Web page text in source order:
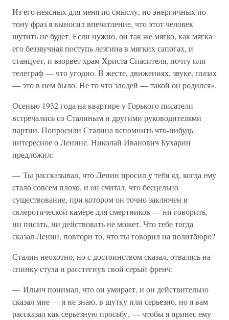
Из его неясных для меня по смыслу, но энергичных по
тону фраз я выносил впечатление, что этот человек
шутить не будет. Если нужно, он так же мягко, как мягка
его беззвучная поступь лезгина в мягких сапогах, и
станцует, и взорвет храм Христа Спасителя, почту или
телеграф — что угодно. В жесте, движениях, звуке, глазах
— это в нем было. Не то что злодей — такой он родился».
Осенью 1932 года на квартире у Горького писатели
встречались со Сталиным и другими руководителями
партии. Попросили Сталина вспомнить что-нибудь
интересное о Ленине. Николай Иванович Бухарин
предложил:
— Ты рассказывал, что Ленин просил у тебя яд, когда ему
стало совсем плохо, и он считал, что бесцельно
существование, при котором он точно заключен в
склеротической камере для смертников — ни говорить,
ни писать, ни действовать не может. Что тебе тогда
сказал Ленин, повтори то, что ты говорил на политбюро?
Сталин неохотно, но с достоинством сказал, отвалясь на
спинку стула и расстегнув свой серый френч:
— Ильич понимал, что он умирает, и он действительно
сказал мне — я не знаю, в шутку или серьезно, но я вам
рассказал как серьезную просьбу, — чтобы я принес ему